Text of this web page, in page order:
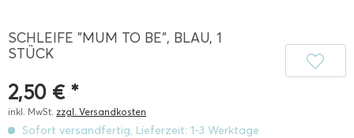
SCHLEIFE "MUM TO BE", BLAU, 1
STÜCK
2,50 € *
inkl. MwSt. zzgl. Versandkosten
Sofort versandfertig, Lieferzeit: 1-3 Werktage